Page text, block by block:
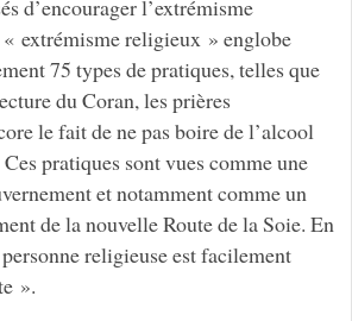
d’encourager l’extrémisme
extrémisme religieux » englobe
75 types de pratiques, telles que
du Coran, les prières
le fait de ne pas boire de l’alcool
pratiques sont vues comme une
et notamment comme un
de la nouvelle Route de la Soie. En
religieuse est facilement
».